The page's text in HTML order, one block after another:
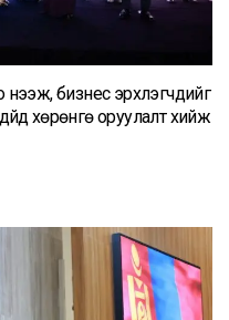
бизнес эрхлэгчдийг
хөрөнгө оруулалт хийж